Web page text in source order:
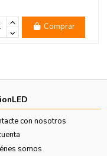
Comprar
con nosotros
somos